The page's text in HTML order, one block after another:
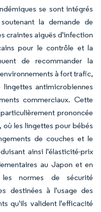
se sont intégrés
la demande de
craintes aiguës d'infection
pour le contrôle et la
de recommander la
à fort trafic,
antimicrobiennes
commerciaux. Cette
prononcée
où les lingettes pour bébés
de couches et le
ainsi l'élasticité-prix
au Japon et en
normes de sécurité
destinées à l'usage des
qu'ils valident l'efficacité